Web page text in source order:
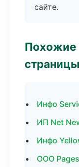
сайте.
Похожие
Инфо
ИП Net
Инфо
ООО